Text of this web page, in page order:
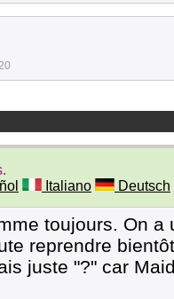
Italiano Deutsch
toujours. On
reprendre
juste "?" car